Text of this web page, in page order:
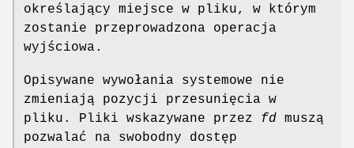
określający miejsce w pliku, w którym
zostanie przeprowadzona operacja
wyjściowa.
Opisywane wywołania systemowe nie
zmieniają pozycji przesunięcia w
pliku. Pliki wskazywane przez fd muszą
pozwalać na swobodny dostęp